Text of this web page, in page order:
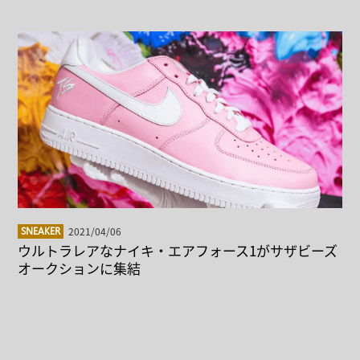
SNEAKER 2021/04/06
ウルトラレアなナイキ・エアフォース1がサザビーズ
オークションに集結